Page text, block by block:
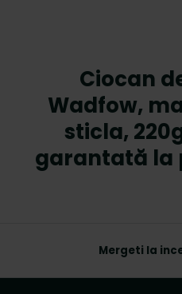
Ciocan
Wadfow,
sticla,
garantată la
Mergeti la